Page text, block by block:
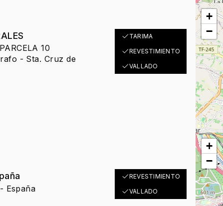
10
- Sta. Cruz de
TARIMA
REVESTIMIENTO
VALLADO
+
−
España
REVESTIMIENTO
VALLADO
+
−